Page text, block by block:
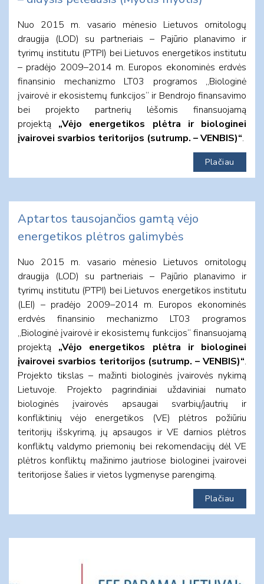
Nuo 2015 m. vasario mėnesio Lietuvos ornitologų
draugija (LOD) su partneriais – Pajūrio planavimo ir
tyrimų institutu (PTPI) bei Lietuvos energetikos institutu
– pradėjo 2009–2014 m. Europos ekonominės erdvės
finansinio mechanizmo LT03 programos „Biologinė
įvairovė ir ekosistemų funkcijos“ ir Bendrojo finansavimo
bei projekto partnerių lėšomis finansuojamą
projektą „Vėjo energetikos plėtra ir biologinei
įvairovei svarbios teritorijos (sutrump. – VENBIS)“.
Plačiau
Aptartos tausojančios gamtą vėjo
energetikos plėtros galimybės
Nuo 2015 m. vasario mėnesio Lietuvos ornitologų
draugija (LOD) su partneriais – Pajūrio planavimo ir
tyrimų institutu (PTPI) bei Lietuvos energetikos institutu
(LEI) – pradėjo 2009–2014 m. Europos ekonominės
erdvės finansinio mechanizmo LT03 programos
„Biologinė įvairovė ir ekosistemų funkcijos“ finansuojamą
projektą „Vėjo energetikos plėtra ir biologinei
įvairovei svarbios teritorijos (sutrump. – VENBIS)“.
Projekto tikslas – mažinti biologinės įvairovės nykimą
Lietuvoje. Projekto pagrindiniai uždaviniai numato
biologinės įvairovės apsaugai svarbių/jautrių ir
konfliktinių vėjo energetikos (VE) plėtros požiūriu
teritorijų išskyrimą, jų apsaugos ir VE darnios plėtros
konfliktų valdymo priemonių bei rekomendacijų dėl VE
plėtros konfliktų mažinimo jautriose biologinei įvairovei
teritorijose šalies ir vietos lygmenyse parengimą.
Plačiau